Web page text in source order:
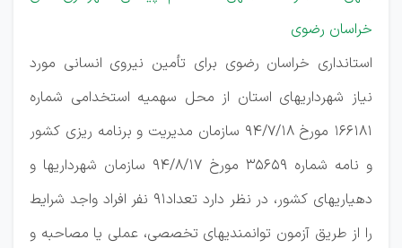
خراسان رضوی
استانداری خراسان رضوی برای تأمین نیروی انسانی مورد
نیاز شهرداریهای استان از محل سهمیه استخدامی شماره
166181 مورخ
94/7/18 سازمان مدیریت و برنامه ریزی کشور
و نامه شماره 35659 مورخ
94/8/17 سازمان شهرداریها و
دهیاریهای کشور، در نظر دارد تعداد91 نفر افراد واجد شرایط
را از طریق آزمون توانمندیهای تخصصی، عملی یا مصاحبه و